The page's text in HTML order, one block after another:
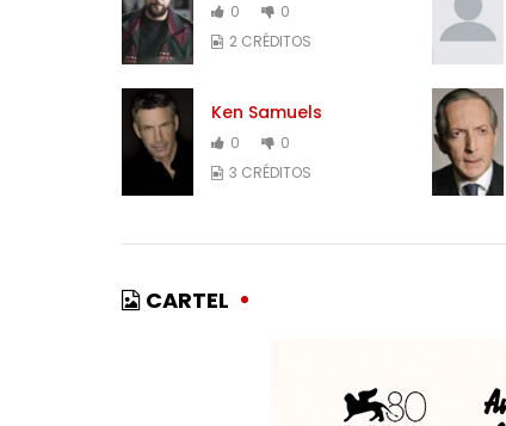
0
0
2 CRÉDITOS
Ken Samuels
0
0
3 CRÉDITOS
CARTEL